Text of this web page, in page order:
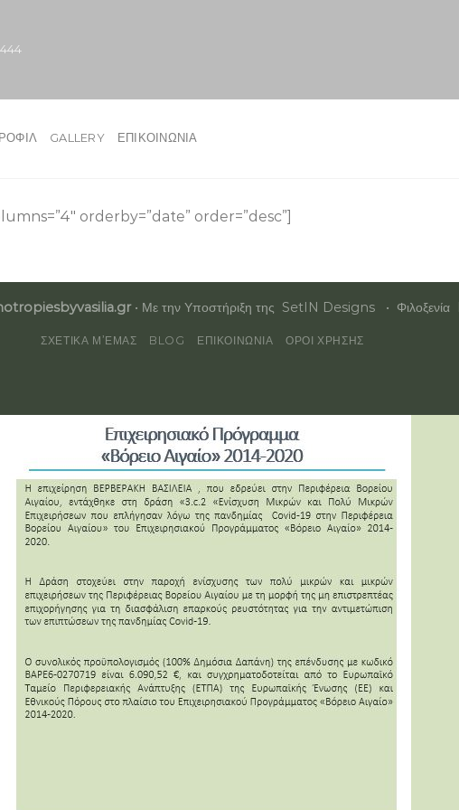
GALLERY ΕΠΙΚΟΙΝΩΝΊΑ
orderby=”date” order=”desc”]
• Με την Υποστήριξη της SetIN Designs • Φιλοξενία
ΣΧΕΤΙΚΆ Μ’ΕΜΆΣ BLOG ΕΠΙΚΟΙΝΩΝΊΑ ΌΡΟΙ ΧΡΉΣΗΣ